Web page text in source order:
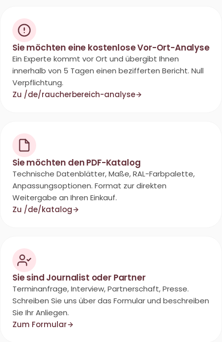
Sie möchten eine kostenlose Vor-Ort-Analyse
Ein Experte kommt vor Ort und übergibt Ihnen
innerhalb von 5 Tagen einen bezifferten Bericht. Null
Verpflichtung.
Zu /de/raucherbereich-analyse
Sie möchten den PDF-Katalog
Technische Datenblätter, Maße, RAL-Farbpalette,
Anpassungsoptionen. Format zur direkten
Weitergabe an Ihren Einkauf.
Zu /de/katalog
Sie sind Journalist oder Partner
Terminanfrage, Interview, Partnerschaft, Presse.
Schreiben Sie uns über das Formular und beschreiben
Sie Ihr Anliegen.
Zum Formular